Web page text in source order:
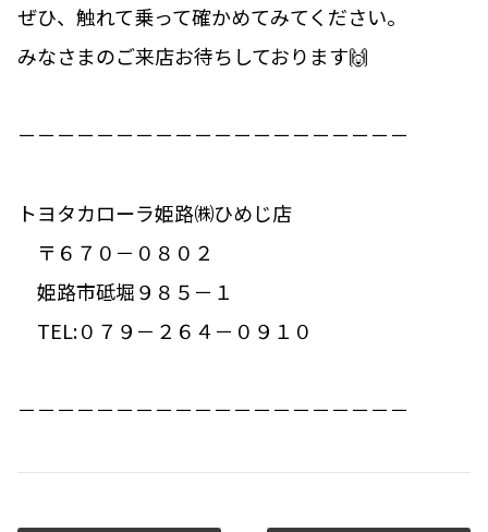
ぜひ、触れて乗って確かめてみてください。
みなさまのご来店お待ちしております🙌
－－－－－－－－－－－－－－－－－－－－
トヨタカローラ姫路㈱ひめじ店
〒６７０－０８０２
姫路市砥堀９８５－１
TEL:０７９－２６４－０９１０
－－－－－－－－－－－－－－－－－－－－